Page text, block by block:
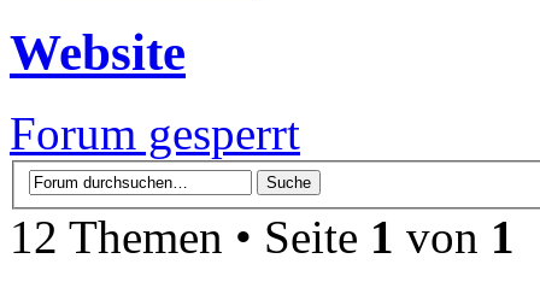
Website
Forum gesperrt
12 Themen • Seite 1 von 1